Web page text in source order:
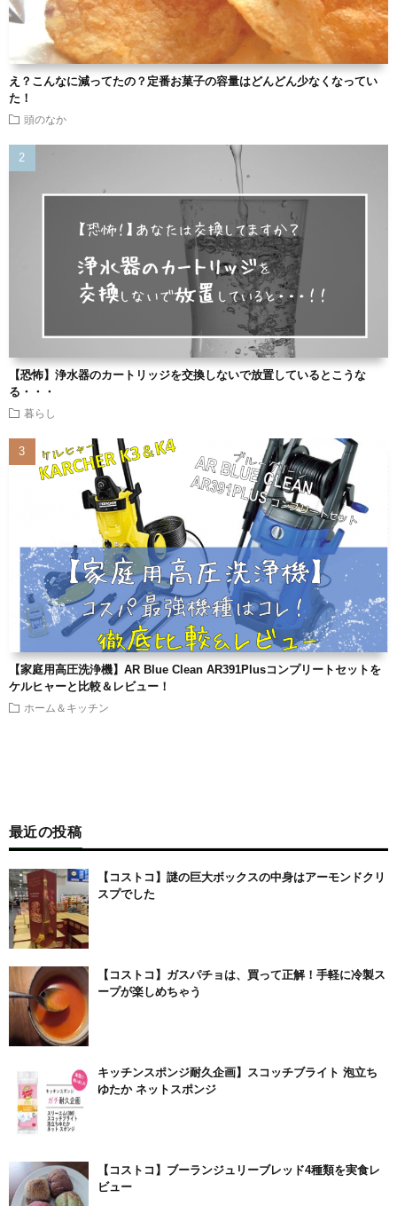
え？こんなに減ってたの？定番お菓子の容量はどんどん少なくなってい
た！
頭のなか
【恐怖】浄水器のカートリッジを交換しないで放置しているとこうな
る・・・
暮らし
【家庭用高圧洗浄機】AR Blue Clean AR391Plusコンプリートセットを
ケルヒャーと比較＆レビュー！
ホーム＆キッチン
最近の投稿
【コストコ】謎の巨大ボックスの中身はアーモンドクリ
スプでした
【コストコ】ガスパチョは、買って正解！手軽に冷製ス
ープが楽しめちゃう
キッチンスポンジ耐久企画】スコッチブライト 泡立ち
ゆたか ネットスポンジ
【コストコ】ブーランジュリーブレッド4種類を実食レ
ビュー